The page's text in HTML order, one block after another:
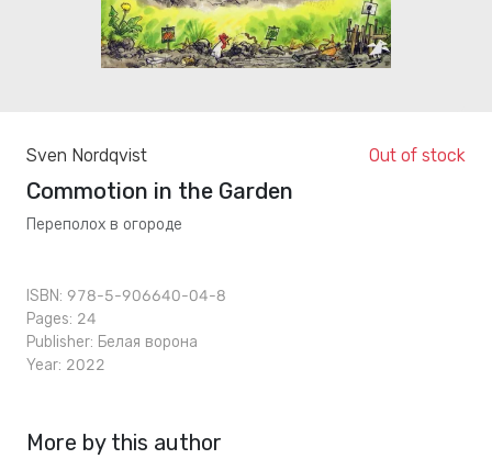
Sven Nordqvist Out of stock
Commotion in the Garden
Переполох в огороде
ISBN: 978-5-906640-04-8
Pages: 24
Publisher: Белая ворона
Year: 2022
More by this author